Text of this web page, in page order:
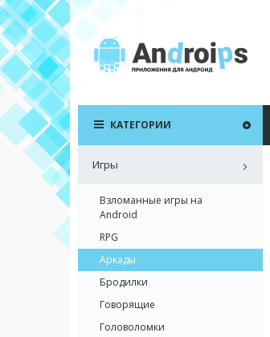
КАТЕГОРИИ
Игры
Взломанные игры на
Android
RPG
Аркады
Бродилки
Говорящие
Головоломки